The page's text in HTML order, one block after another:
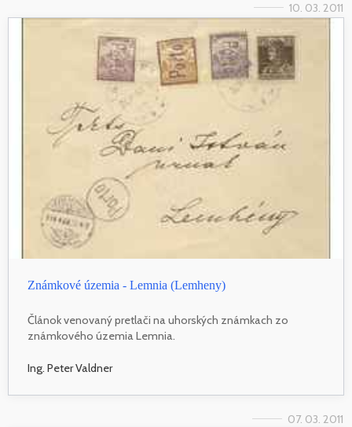
10. 03. 2011
Známkové územia - Lemnia (Lemheny)
Článok venovaný pretlači na uhorských známkach zo
známkového územia Lemnia.
Ing. Peter Valdner
07. 03. 2011